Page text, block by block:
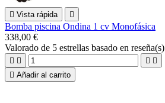
 Vista rápida 
Bomba piscina Ondina 1 cv Monofásica
338,00 €
Valorado de 5 estrellas basado en reseña(s)
   
 Añadir al carrito